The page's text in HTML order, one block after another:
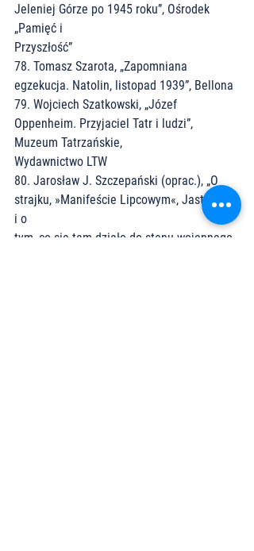
Jeleniej Górze po 1945 roku”, Ośrodek
„Pamięć i
Przyszłość”
78. Tomasz Szarota, „Zapomniana
egzekucja. Natolin, listopad 1939”, Bellona
79. Wojciech Szatkowski, „Józef
Oppenheim. Przyjaciel Tatr i ludzi”,
Muzeum Tatrzańskie,
Wydawnictwo LTW
80. Jarosław J. Szczepański (oprac.), „O
strajku, »Manifeście Lipcowym«, Jastrzębiu
i o
tym, co się tam działo do stanu wojennego